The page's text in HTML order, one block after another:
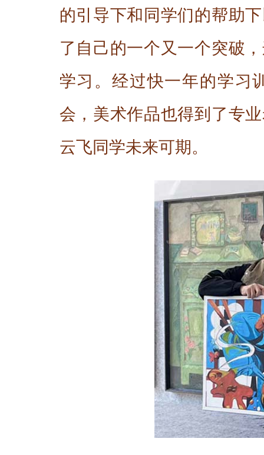
的引导下和同学们的帮助
了自己的一个又一个突破
学习。经过快一年的学习
会，美术作品也得到了专
云飞同学未来可期。